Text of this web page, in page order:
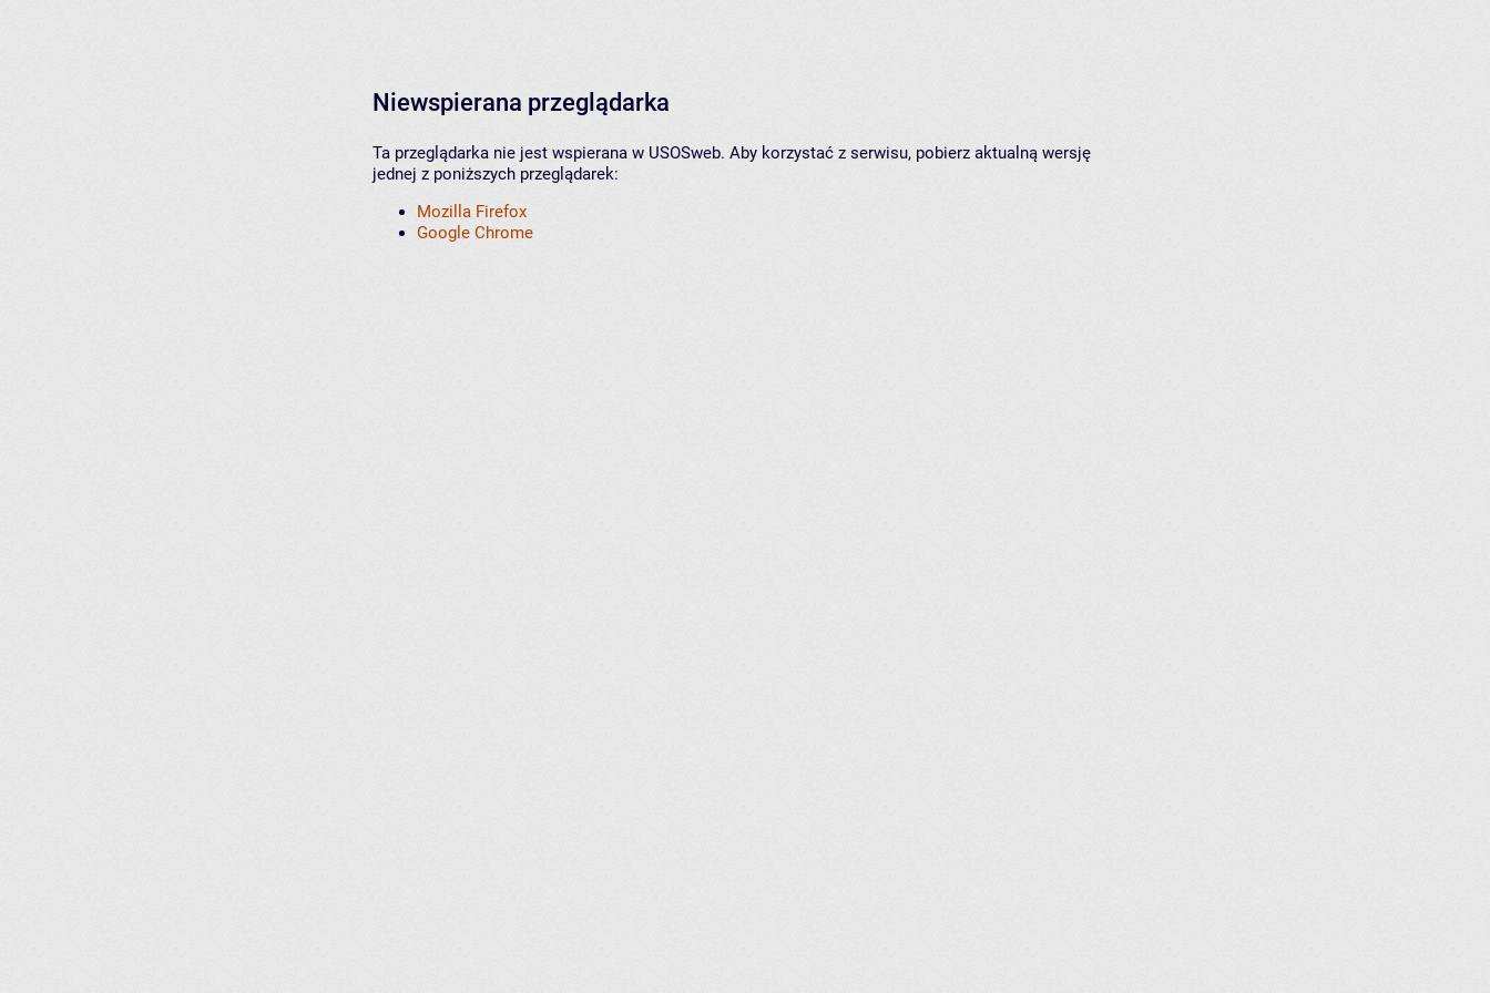
Niewspierana przeglądarka
Ta przeglądarka nie jest wspierana w USOSweb. Aby korzystać z serwisu, pobierz aktualną wersję
jednej z poniższych przeglądarek:
Mozilla Firefox
Google Chrome